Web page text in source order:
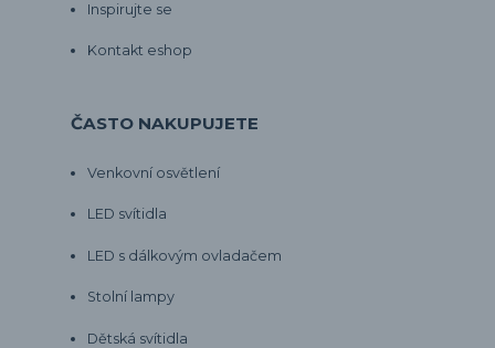
Inspirujte se
Kontakt eshop
ČASTO NAKUPUJETE
Venkovní osvětlení
LED svítidla
LED s dálkovým ovladačem
Stolní lampy
Dětská svítidla